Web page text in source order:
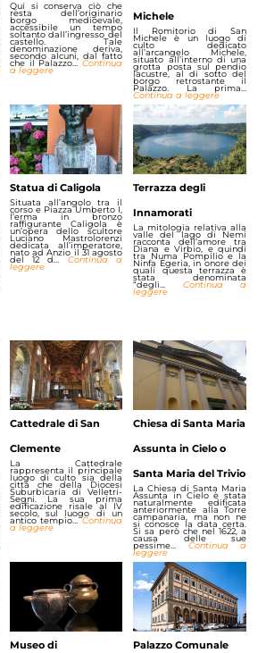
Qui si conserva ciò che
resta dell’originario
borgo medioevale,
accessibile un tempo
soltanto dall’ingresso del
castello. Tale
denominazione deriva,
secondo alcuni, dal fatto
che il Palazzo…Continua
a leggere
Michele
Il Romitorio di San
Michele è un luogo di
culto dedicato
all’arcangelo Michele,
situato all’interno di una
grotta posta sul pendio
lacustre, al di sotto del
borgo retrostante il
Palazzo. La prima…
Continua a leggere
Statua di Caligola
Situata all’angolo tra il
corso e Piazza Umberto I,
l’erma in bronzo
raffigurante Caligola è
un’opera dello scultore
Luciano Mastrolorenzi
dedicata all’imperatore,
nato ad Anzio il 31 agosto
del 12 d… Continua a
leggere
Terrazza degli
Innamorati
La mitologia relativa alla
valle del lago di Nemi
racconta dell’amore tra
Diana e Virbio, e quindi
tra Numa Pompilio e la
Ninfa Egeria, in onore dei
quali questa terrazza è
stata denominata
“degli… Continua a
leggere
Cattedrale di San
Clemente
La Cattedrale
rappresenta il principale
luogo di culto sia della
città che della Diocesi
Suburbicaria di Velletri-
Segni. La sua prima
edificazione risale al IV
secolo, sul luogo di un
antico tempio…Continua
a leggere
Chiesa di Santa Maria
Assunta in Cielo o
Santa Maria del Trivio
La Chiesa di Santa Maria
Assunta in Cielo è stata
naturalmente edificata
anteriormente alla Torre
campanaria, ma non ne
si conosce la data certa.
Si sa però che nel 1622, a
causa delle sue
pessime… Continua a
leggere
Museo di
Palazzo Comunale